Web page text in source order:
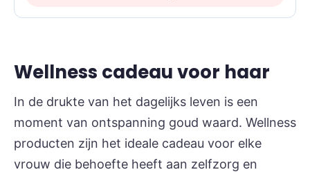
Wellness cadeau voor haar
In de drukte van het dagelijks leven is een
moment van ontspanning goud waard. Wellness
producten zijn het ideale cadeau voor elke
vrouw die behoefte heeft aan zelfzorg en